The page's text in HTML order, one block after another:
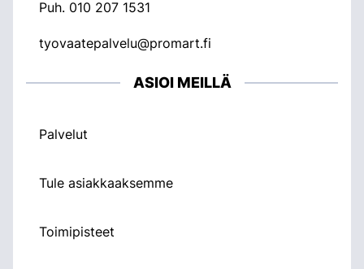
Puh. 010 207 1531
tyovaatepalvelu@promart.fi
ASIOI MEILLÄ
Palvelut
Tule asiakkaaksemme
Toimipisteet